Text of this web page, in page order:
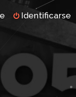
Identificarse